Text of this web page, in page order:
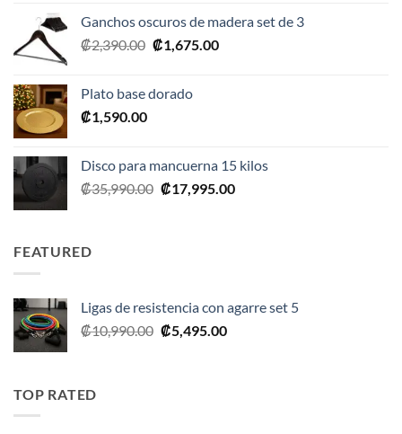
era:
₡20,990.00.
es:
Ganchos oscuros de madera set de 3
₡2,390.00 El
era:
₡1,675.00El
Plato base dorado
₡1,590.00
Disco para mancuerna 15 kilos
₡35,990.00 El
₡17,995.00El
FEATURED
Ligas de resistencia con agarre set 5
₡10,990.00 El
₡5,495.00El
TOP RATED